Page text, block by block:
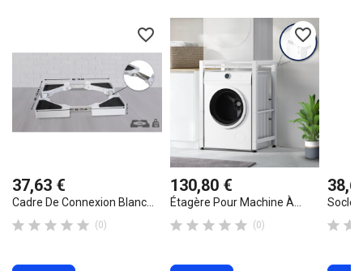
favorite_border
37,63 €
Cadre De Connexion Blanc...
     (0)
favorite_border
130,80 €
Étagère Pour Machine À...
     (0)
Socle
 